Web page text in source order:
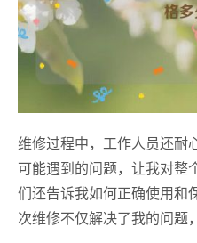
维修过程中，工作人员还耐
可能遇到的问题，让我对整
们还告诉我如何正确使用和
次维修不仅解决了我的问题